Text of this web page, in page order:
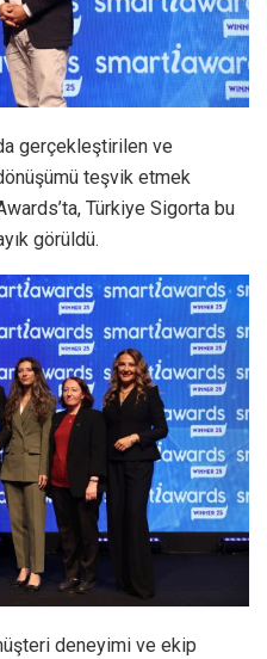
gerçekleştirilen ve
teşvik etmek
Türkiye Sigorta bu
görüldü.
deneyimi ve ekip